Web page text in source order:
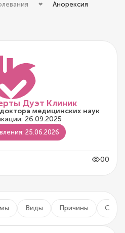
Анорексия
Дуэт Клиник
медицинских наук
26.09.2025
25.06.2026
00
Виды Причины